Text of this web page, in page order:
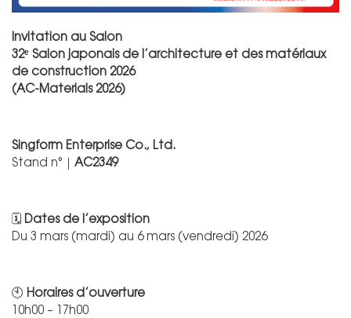
Invitation au Salon
32ᵉ Salon japonais de l’architecture et des matériaux
de construction 2026
(AC-Materials 2026)
Singform Enterprise Co., Ltd.
Stand n°｜ AC2349
🗓 Dates de l’exposition
Du 3 mars (mardi) au 6 mars (vendredi) 2026
🕙 Horaires d’ouverture
10h00 – 17h00